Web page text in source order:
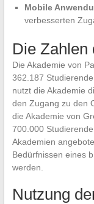
Mobile
verbesserten
Die Zahlen
Die Akademie von
362.187
nutzt die Akademie
den Zugang zu den
die Akademie von
700.000
Akademien
Bedürfnissen eines
werden.
Nutzung